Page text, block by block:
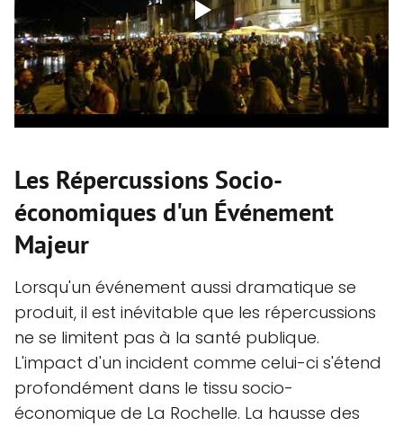
Les Répercussions Socio-
économiques d'un Événement
Majeur
Lorsqu'un événement aussi dramatique se
produit, il est inévitable que les répercussions
ne se limitent pas à la santé publique.
L'impact d'un incident comme celui-ci s'étend
profondément dans le tissu socio-
économique de La Rochelle. La hausse des